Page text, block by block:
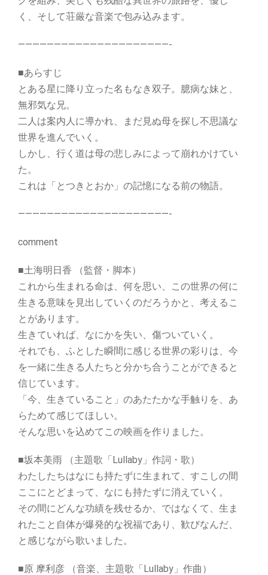
く、そして荘厳な音楽で包み込みます。
—————————————————————-
■あらすじ
とある星に降り立った名もなき双子。臆病な妹と、
無邪気な兄。
二人は案内人に導かれ、まだ見ぬ母を探し不思議な
世界を進んでいく。
しかし、行く道は母の悲しみによって崩れかけてい
た。
これは「とつきとおか」の記憶になる前の物語。
—————————————————————-
comment
■土海明日香 （監督・脚本）
これから生まれる命は、何を思い、この世界の何に
生きる意味を見出していくのだろうかと、考えるこ
とがあります。
生きていれば、なにかを失い、傷ついていく。
それでも、ふとした瞬間に感じる世界の彩りは、今
を一緒に生きる人たちと分かち合うことができると
信じています。
「今、生きていること」のあたたかな手触りを、あ
らためて感じてほしい。
そんな思いを込めてこの映画を作りました。
■坂本美雨 （主題歌「Lullaby」作詞・歌）
わたしたちはなにも持たずに生まれて、すこしの間
ここにとどまって、なにも持たずに消えていく。
その間にどんな功績を残せるか、ではなくて、生ま
れたこと自体が爆発的な祝福であり、歓びなんだ、
と感じながら歌いました。
■原 摩利彦 （音楽、主題歌「Lullaby」作曲）